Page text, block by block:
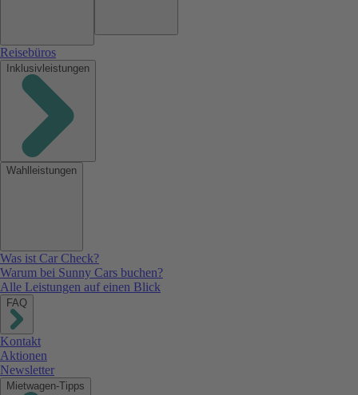
Reisebüros
Inklusivleistungen
Wahlleistungen
Was ist Car Check?
Warum bei Sunny Cars buchen?
Alle Leistungen auf einen Blick
FAQ
Kontakt
Aktionen
Newsletter
Mietwagen-Tipps